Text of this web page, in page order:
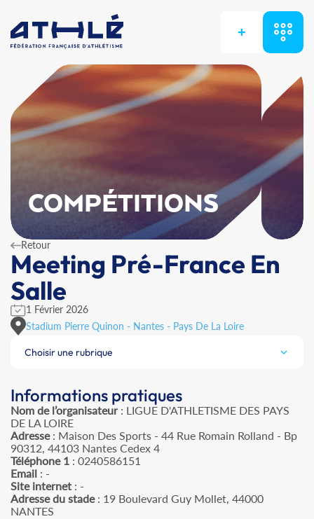
+
COMPÉTITIONS
Retour
Meeting Pré-France En
Salle
1 Février 2026
Stadium Pierre Quinon - Nantes - Pays De La Loire
Choisir une rubrique
Informations pratiques
Nom de l’organisateur: LIGUE D'ATHLETISME DES PAYS
DE LA LOIRE
Adresse: Maison Des Sports - 44 Rue Romain Rolland - Bp
90312, 44103 Nantes Cedex 4
Téléphone 1 : 0240586151
Email : -
Site internet : -
Adresse du stade: 19 Boulevard Guy Mollet, 44000
NANTES